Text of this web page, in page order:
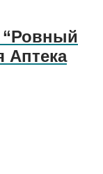
“Ровный
Аптека